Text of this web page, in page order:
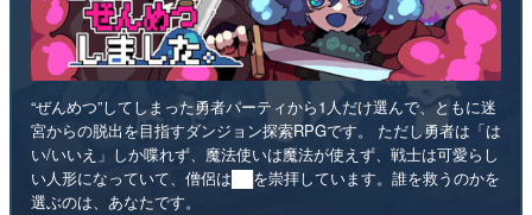
“ぜんめつ”してしまった勇者パーティから1人だけ選んで、ともに迷
宮からの脱出を目指すダンジョン探索RPGです。 ただし勇者は「は
い/いいえ」しか喋れず、魔法使いは魔法が使えず、戦士は可愛らし
い人形になっていて、僧侶は██を崇拝しています。誰を救うのかを
選ぶのは、あなたです。